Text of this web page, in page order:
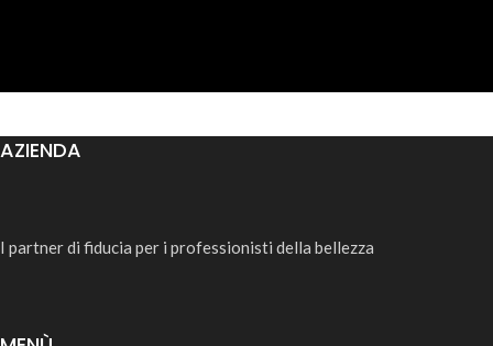
AZIENDA
I partner di fiducia per i professionisti della bellezza